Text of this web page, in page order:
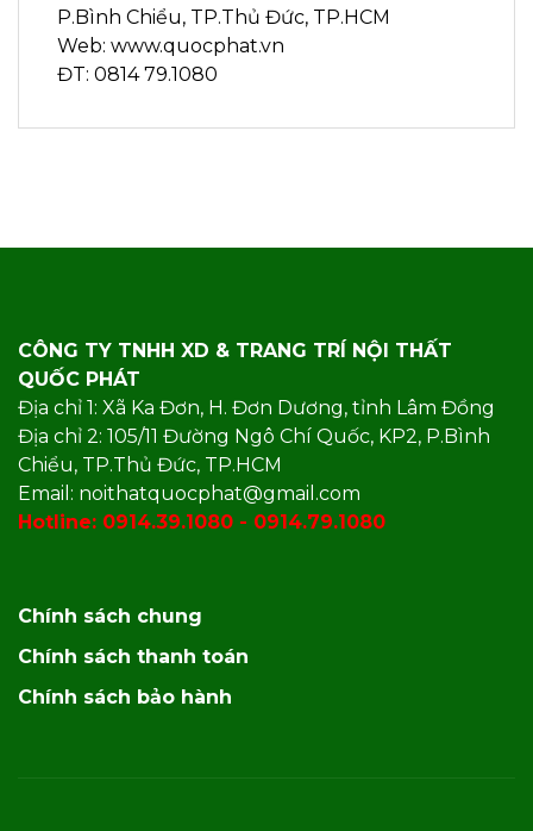
P.Bình Chiểu, TP.Thủ Đức, TP.HCM
Web: www.quocphat.vn
ĐT: 0814 79.1080
CÔNG TY TNHH XD & TRANG TRÍ NỘI THẤT
QUỐC PHÁT
Địa chỉ 1: Xã Ka Đơn, H. Đơn Dương, tỉnh Lâm Đồng
Địa chỉ 2: 105/11 Đường Ngô Chí Quốc, KP2, P.Bình
Chiểu, TP.Thủ Đức, TP.HCM
Email: noithatquocphat@gmail.com
Hotline: 0914.39.1080 - 0914.79.1080
Chính sách chung
Chính sách thanh toán
Chính sách bảo hành